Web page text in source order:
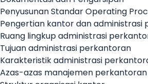
Penyusunan Standar Operating
Pengertian kantor dan administrasi
Ruang lingkup administrasi
Tujuan administrasi perkantoran
Karakteristik administrasi
Azas-azas manajemen perkantoran